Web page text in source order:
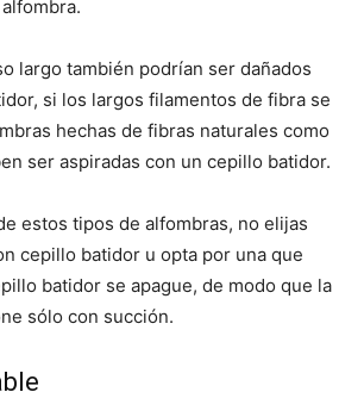
largo también podrían ser dañados
si los largos filamentos de fibra se
hechas de fibras naturales como
ser aspiradas con un cepillo batidor.
estos tipos de alfombras, no elijas
cepillo batidor u opta por una que
batidor se apague, de modo que la
sólo con succión.